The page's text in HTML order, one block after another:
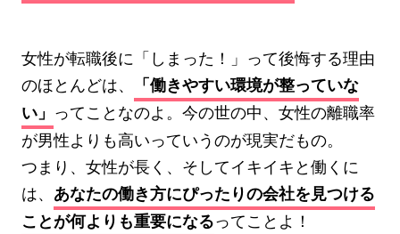
女性が転職後に「しまった！」って後悔する理由
のほとんどは、
「働きやすい環境が整っていな
い」 ってことなのよ。今の世の中、女性の離職率
が男性よりも高いっていうのが現実だもの。
つまり、女性が長く、そしてイキイキと働くに
は、 あなたの働き方にぴったりの会社を見つける
ことが何よりも重要になるってことよ！